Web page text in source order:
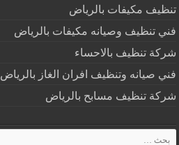
تنظيف مكيفات بالرياض
فني تنظيف وصيانه مكيفات بالرياض
شركة تنظيف بالاحساء
فني صيانه وتنظيف افران الغاز بالرياض
شركة تنظيف مسابح بالرياض